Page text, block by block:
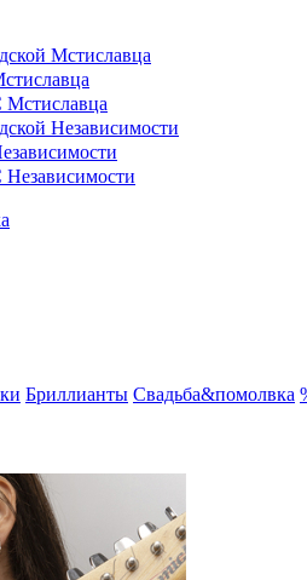
Мстиславца
Независимости
Бриллианты Свадьба&помолвка